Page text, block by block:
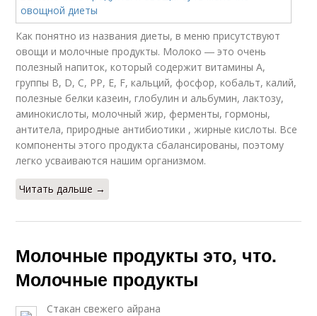
Как понятно из названия диеты, в меню присутствуют
овощи и молочные продукты. Молоко ― это очень
полезный напиток, который содержит витамины А,
группы В, D, С, РР, Е, F, кальций, фосфор, кобальт, калий,
полезные белки казеин, глобулин и альбумин, лактозу,
аминокислоты, молочный жир, ферменты, гормоны,
антитела, природные антибиотики , жирные кислоты. Все
компоненты этого продукта сбалансированы, поэтому
легко усваиваются нашим организмом.
Читать дальше →
Молочные продукты это, что.
Молочные продукты
Стакан свежего айрана